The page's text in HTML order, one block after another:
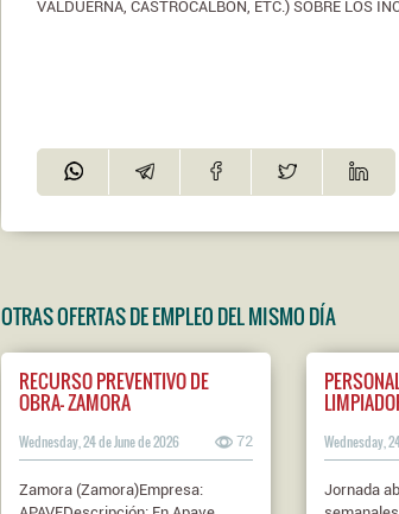
VALDUERNA, CASTROCALBÓN, ETC.) SOBRE LOS
OTRAS OFERTAS DE EMPLEO DEL MISMO DÍA
RECURSO PREVENTIVO DE
OBRA- ZAMORA
Wednesday, 24 de June de 2026 72
Zamora (Zamora)Empresa:
Wednesday,
Jornada